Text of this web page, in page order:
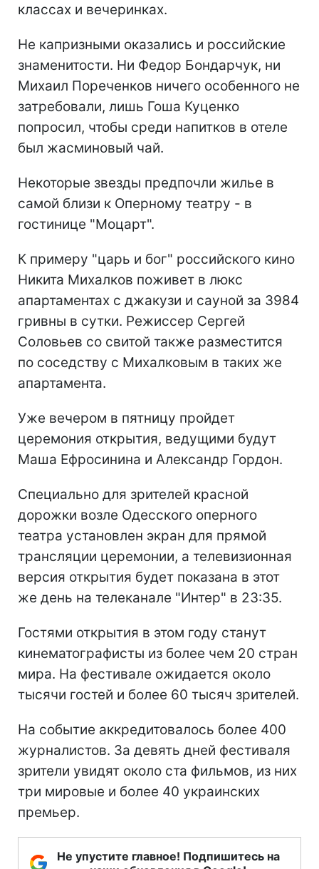
классах и вечеринках.
Не капризными оказались и российские
знаменитости. Ни Федор Бондарчук, ни
Михаил Пореченков ничего особенного не
затребовали, лишь Гоша Куценко
попросил, чтобы среди напитков в отеле
был жасминовый чай.
Некоторые звезды предпочли жилье в
самой близи к Оперному театру - в
гостинице "Моцарт".
К примеру "царь и бог" российского кино
Никита Михалков поживет в люкс
апартаментах с джакузи и сауной за 3984
гривны в сутки. Режиссер Сергей
Соловьев со свитой также разместится
по соседству с Михалковым в таких же
апартамента.
Уже вечером в пятницу пройдет
церемония открытия, ведущими будут
Маша Ефросинина и Александр Гордон.
Специально для зрителей красной
дорожки возле Одесского оперного
театра установлен экран для прямой
трансляции церемонии, а телевизионная
версия открытия будет показана в этот
же день на телеканале "Интер" в 23:35.
Гостями открытия в этом году станут
кинематографисты из более чем 20 стран
мира. На фестивале ожидается около
тысячи гостей и более 60 тысяч зрителей.
На событие аккредитовалось более 400
журналистов. За девять дней фестиваля
зрители увидят около ста фильмов, из них
три мировые и более 40 украинских
премьер.
Не упустите главное! Подпишитесь на